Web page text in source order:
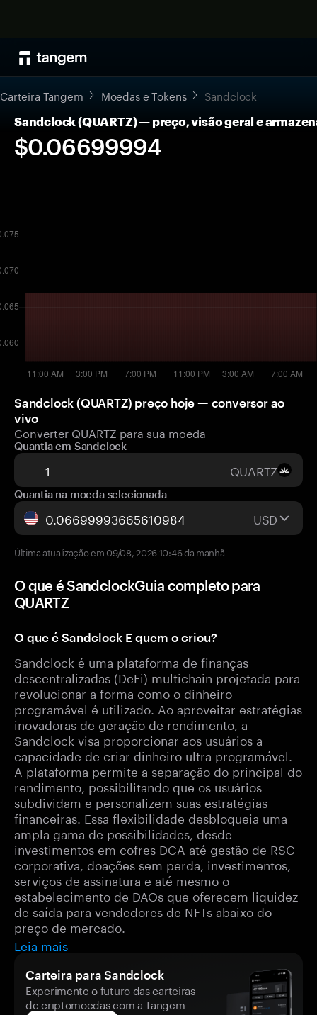
Carteira Tangem Moedas e Tokens Sandclock
Sandclock (QUARTZ) — preço, visão geral e
$0.06699994
Sandclock (QUARTZ) preço hoje — conversor ao
vivo
Converter QUARTZ para sua moeda
Quantia em Sandclock
QUARTZ
Quantia na moeda selecionada
USD
Última atualização em 09/08, 2026 10:46 da manhã
O que é SandclockGuia completo para
QUARTZ
O que é Sandclock E quem o criou?
Sandclock é uma plataforma de finanças
descentralizadas (DeFi) multichain projetada para
revolucionar a forma como o dinheiro
programável é utilizado. Ao aproveitar estratégias
inovadoras de geração de rendimento, a
Sandclock visa proporcionar aos usuários a
capacidade de criar dinheiro ultra programável.
A plataforma permite a separação do principal do
rendimento, possibilitando que os usuários
subdividam e personalizem suas estratégias
financeiras. Essa flexibilidade desbloqueia uma
ampla gama de possibilidades, desde
investimentos em cofres DCA até gestão de RSC
corporativa, doações sem perda, investimentos,
serviços de assinatura e até mesmo o
estabelecimento de DAOs que oferecem liquidez
de saída para vendedores de NFTs abaixo do
preço de mercado.
Leia mais
Carteira para Sandclock
Experimente o futuro das carteiras
de criptomoedas com a Tangem